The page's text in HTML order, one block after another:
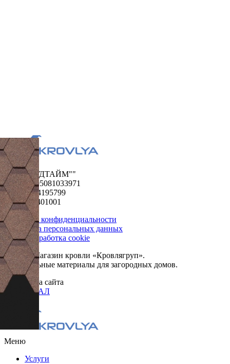
ООО "ФУДТАЙМ""
ОГРН 1195081033971
ИНН 5024195799
КПП 502401001
Политика конфиденциальности
Обработка персональных данных
Сбор и обработка cookie
© 2026. Магазин кровли «Кровлягруп».
Строительные материалы для загородных домов.
Разработка сайта
ОРИГИНАЛ
Меню
Услуги